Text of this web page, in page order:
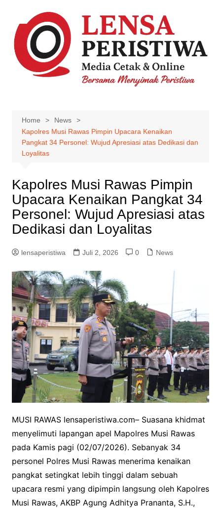
content
Home
News
Kapolres Musi Rawas Pimpin Upacara Kenaikan
Pangkat 34 Personel: Wujud Apresiasi atas Dedikasi dan
Loyalitas
Kapolres Musi Rawas Pimpin
Upacara Kenaikan Pangkat 34
Personel: Wujud Apresiasi atas
Dedikasi dan Loyalitas
lensaperistiwa Juli 2, 2026 0 News
MUSI RAWAS lensaperistiwa.com– Suasana khidmat
menyelimuti lapangan apel Mapolres Musi Rawas
pada Kamis pagi (02/07/2026). Sebanyak 34
personel Polres Musi Rawas menerima kenaikan
pangkat setingkat lebih tinggi dalam sebuah
upacara resmi yang dipimpin langsung oleh Kapolres
Musi Rawas, AKBP Agung Adhitya Prananta, S.H.,